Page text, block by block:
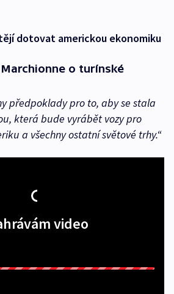
dotovat americkou ekonomiku
o turínské
předpoklady pro to, aby se stala
která bude vyrábět vozy pro
a všechny ostatní světové trhy.“
video